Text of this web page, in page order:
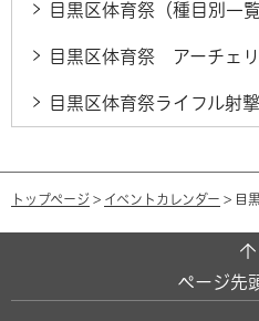
目黒区体育祭（種目別一覧
目黒区体育祭 アーチェ
目黒区体育祭ライフル射
トップページ > イベントカレンダー > 目
ページ先